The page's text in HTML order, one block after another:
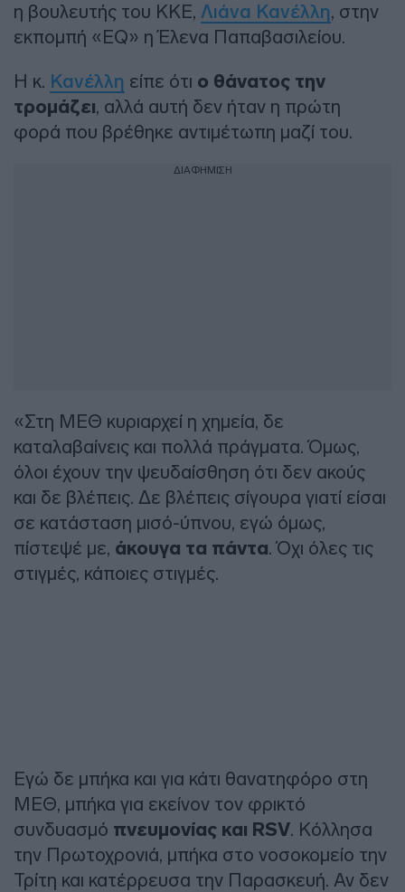
η βουλευτής του ΚΚΕ, Λιάνα Κανέλλη, στην
εκπομπή «EQ» η Έλενα Παπαβασιλείου.
Η κ. Κανέλλη είπε ότι ο θάνατος την
τρομάζει, αλλά αυτή δεν ήταν η πρώτη
φορά που βρέθηκε αντιμέτωπη μαζί του.
ΔΙΑΦΗΜΙΣΗ
«Στη ΜΕΘ κυριαρχεί η χημεία, δε
καταλαβαίνεις και πολλά πράγματα. Όμως,
όλοι έχουν την ψευδαίσθηση ότι δεν ακούς
και δε βλέπεις. Δε βλέπεις σίγουρα γιατί είσαι
σε κατάσταση μισό-ύπνου, εγώ όμως,
πίστεψέ με, άκουγα τα πάντα. Όχι όλες τις
στιγμές, κάποιες στιγμές.
Εγώ δε μπήκα και για κάτι θανατηφόρο στη
ΜΕΘ, μπήκα για εκείνον τον φρικτό
συνδυασμό πνευμονίας και RSV. Kόλλησα
την Πρωτοχρονιά, μπήκα στο νοσοκομείο την
Τρίτη και κατέρρευσα την Παρασκευή. Αν δεν